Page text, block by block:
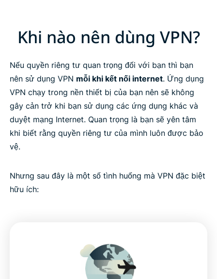
Khi nào nên dùng VPN?
Nếu quyền riêng tư quan trọng đối với bạn thì bạn
nên sử dụng VPN mỗi khi kết nối internet. Ứng dụng
VPN chạy trong nền thiết bị của bạn nên sẽ không
gây cản trở khi bạn sử dụng các ứng dụng khác và
duyệt mạng Internet. Quan trọng là bạn sẽ yên tâm
khi biết rằng quyền riêng tư của mình luôn được bảo
vệ.
Nhưng sau đây là một số tình huống mà VPN đặc biệt
hữu ích: